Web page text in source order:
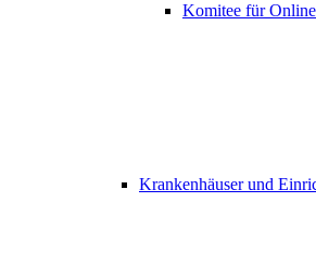
Komitee für
Krankenhäuser und